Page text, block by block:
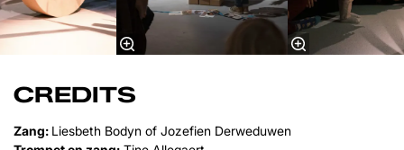
CREDITS
Zang: Liesbeth Bodyn of Jozefien Derweduwen